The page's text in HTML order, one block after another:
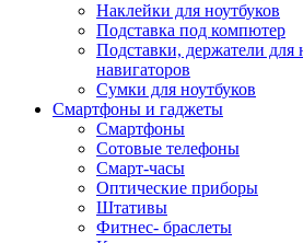
Наклейки для ноутбуков
Подставка под компютер
Подставки, держатели для
навигаторов
Сумки для ноутбуков
Смартфоны и гаджеты
Смартфоны
Сотовые телефоны
Смарт-часы
Оптические приборы
Штативы
Фитнес- браслеты